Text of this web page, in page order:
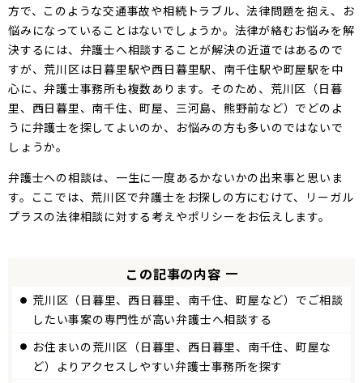
方で、このような交通事故や相続トラブル、法律問題を抱え、お
悩みになっていることはないでしょうか。法律が絡むお悩みを解
決するには、弁護士へ相談することが解決の近道ではあるので
すが、荒川区は日暮里駅や西日暮里駅、南千住駅や町屋駅を中
心に、弁護士事務所も複数あります。そのため、荒川区（日暮
里、西日暮里、南千住、町屋、三河島、熊野前など）でどのよ
うに弁護士を探してよいのか、お悩みの方も多いのではないで
しょうか。
弁護士への相談は、一生に一度あるかないかの出来事と思いま
す。ここでは、荒川区で弁護士をお探しの方にむけて、リーガル
プラスの法律相談に対する考えやポリシーをお伝えします。
この記事の内容
荒川区（日暮里、西日暮里、南千住、町屋など）でご相談
したい事案の専門性が高い弁護士へ相談する
お住まいの荒川区（日暮里、西日暮里、南千住、町屋な
ど）よりアクセスしやすい弁護士事務所を探す